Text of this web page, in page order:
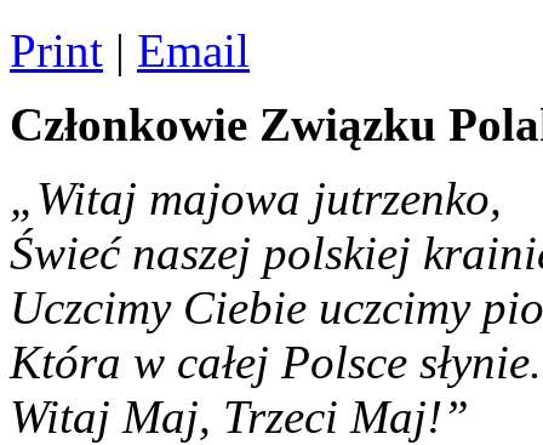
Print | Email
Członkowie Związku
„Witaj majowa jutrzenko,
Świeć naszej polskiej
Uczcimy Ciebie uczcimy
Która w całej Polsce słynie.
Witaj Maj, Trzeci Maj!”